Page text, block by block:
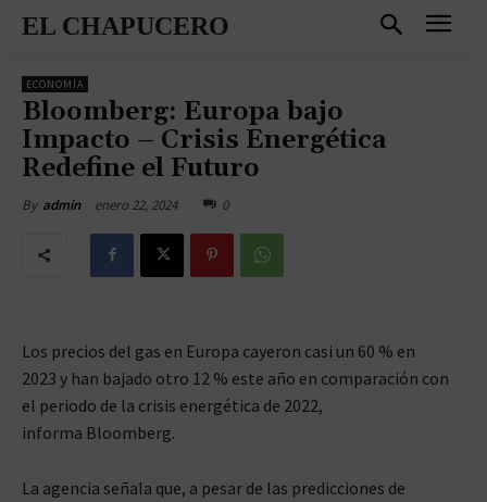
EL CHAPUCERO
ECONOMÍA
Bloomberg: Europa bajo
Impacto – Crisis Energética
Redefine el Futuro
By admin enero 22, 2024 0
Los precios del gas en Europa cayeron casi un 60 % en
2023 y han bajado otro 12 % este año en comparación con
el periodo de la crisis energética de 2022,
informa Bloomberg.
La agencia señala que, a pesar de las predicciones de